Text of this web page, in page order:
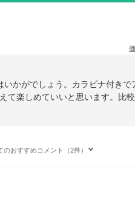
かがでしょう。カラビナ付きで
て楽しめていいと思います。比
のおすすめコメント（2件）